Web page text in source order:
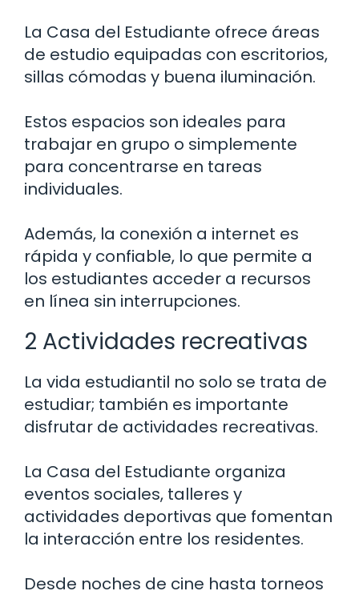
La Casa del Estudiante ofrece áreas
de estudio equipadas con escritorios,
sillas cómodas y buena iluminación.
Estos espacios son ideales para
trabajar en grupo o simplemente
para concentrarse en tareas
individuales.
Además, la conexión a internet es
rápida y confiable, lo que permite a
los estudiantes acceder a recursos
en línea sin interrupciones.
2 Actividades recreativas
La vida estudiantil no solo se trata de
estudiar; también es importante
disfrutar de actividades recreativas.
La Casa del Estudiante organiza
eventos sociales, talleres y
actividades deportivas que fomentan
la interacción entre los residentes.
Desde noches de cine hasta torneos